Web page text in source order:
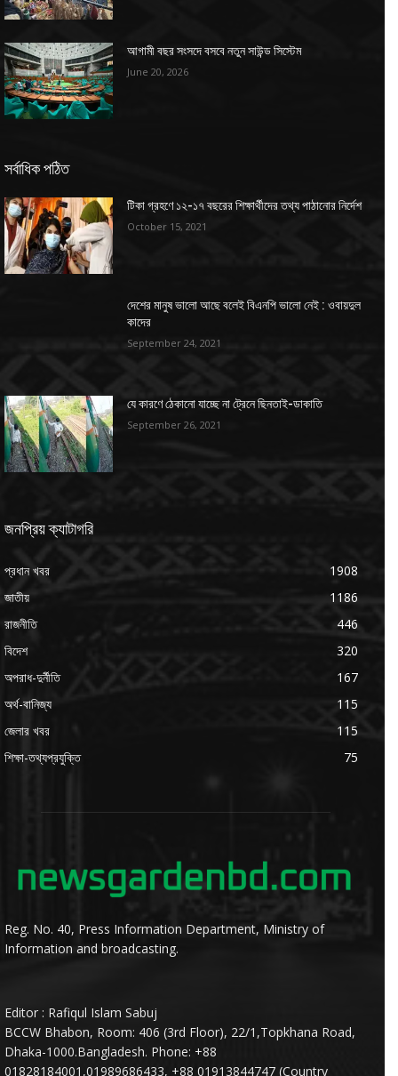
আগামী বছর সংসদে বসবে নতুন সাউন্ড সিস্টেম
June 20, 2026
সর্বাধিক পঠিত
টিকা গ্রহণে ১২-১৭ বছরের শিক্ষার্থীদের তথ্য পাঠানোর নির্দেশ
October 15, 2021
দেশের মানুষ ভালো আছে বলেই বিএনপি ভালো নেই : ওবায়দুল
কাদের
September 24, 2021
যে কারণে ঠেকানো যাচ্ছে না ট্রেনে ছিনতাই-ডাকাতি
September 26, 2021
জনপ্রিয় ক্যাটাগরি
প্রধান খবর
1908
জাতীয়
1186
রাজনীতি
446
বিদেশ
320
অপরাধ-দুর্নীতি
167
অর্থ-বানিজ্য
115
জেলার খবর
115
শিক্ষা-তথ্যপ্রযুক্তি
75
Reg. No. 40, Press Information Department, Ministry of
Information and broadcasting.
Editor : Rafiqul Islam Sabuj
BCCW Bhabon, Room: 406 (3rd Floor), 22/1,Topkhana Road,
Dhaka-1000.Bangladesh. Phone: +88
01828184001,01989686433, +88 01913844747 (Country